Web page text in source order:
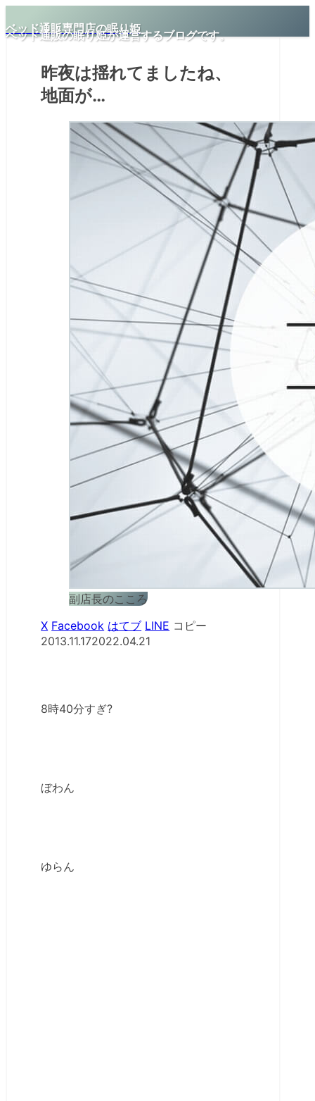
ベッド通販の眠り姫が運営するブログです。
ベッド通販専門店の眠り姫
昨夜は揺れてましたね、
地面が…
副店長のこころ
X Facebook はてブ LINE コピー
2013.11.172022.04.21
8時40分すぎ?
ぼわん
ゆらん